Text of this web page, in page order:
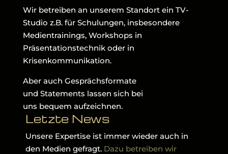
Wir betreiben an unserem Standort ein TV-
Studio z.B. für Schulungen, insbesondere
Medientrainings, Workshops in
Präsentationstechnik oder in
Krisenkommunikation.
Aber auch Gesprächsformate
und Statements lassen sich bei
uns bequem aufzeichnen.
Letzte News
Unsere Expertise ist immer wieder auch in
den Medien gefragt. Dazu betreiben wir